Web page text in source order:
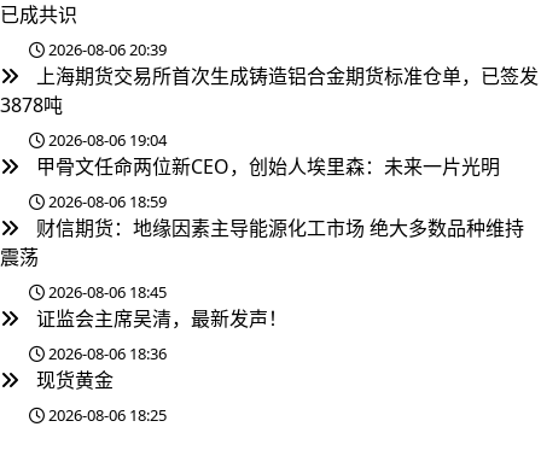
已成共识
2026-08-06 20:39
上海期货交易所首次生成铸造铝合金期货标准仓单，已签发
3878吨
2026-08-06 19:04
甲骨文任命两位新CEO，创始人埃里森：未来一片光明
2026-08-06 18:59
财信期货：地缘因素主导能源化工市场 绝大多数品种维持
震荡
2026-08-06 18:45
证监会主席吴清，最新发声！
2026-08-06 18:36
现货黄金
2026-08-06 18:25